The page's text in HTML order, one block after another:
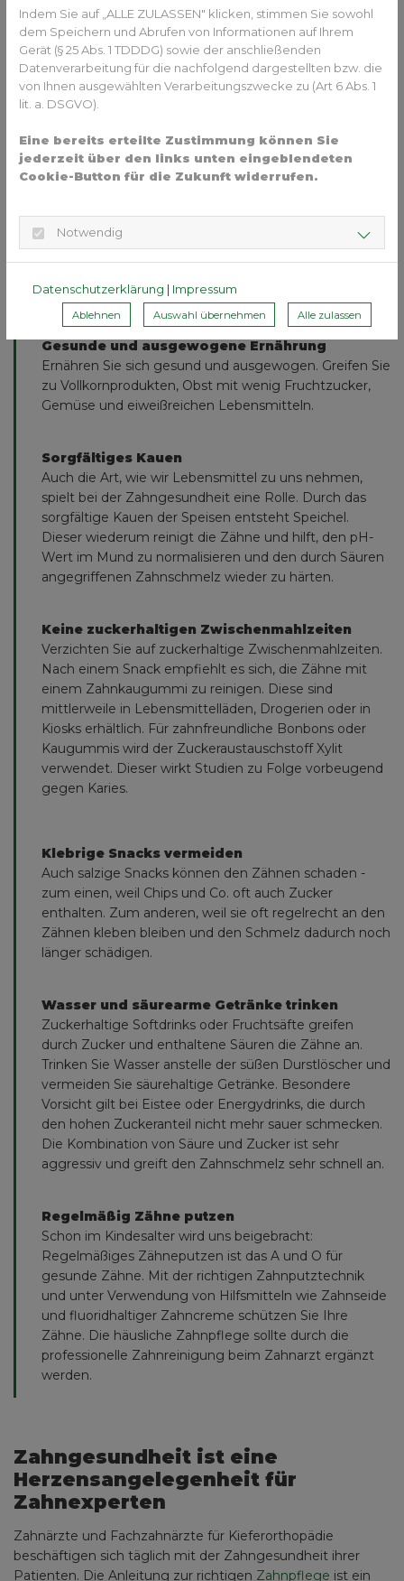
Lebensmittel, die wir zu uns nehmen, landen zuallererst in
unserem Mund. Zuckerhaltige Getränke oder Lebensmittel
schädigen unsere Zähne und erhöhen das Kariesrisiko.
Durch die richtige Ernährung können Sie aber auch gezielt
etwas für Ihre Zähne tun:
Machen Sie sich Ihren Zuckerkonsum bewusst!
Beobachten Sie, welche zuckerhaltigen Lebensmittel
Sie zu sich nehmen und in welcher Form der Zucker
(Saccharose), versteckter Zucker in Fertigprodukten
oder in Softdrinks enthalten sein. Und auch in
gesunden Lebensmitteln, wie Obst und Gemüse, ist
Raffinose enthalten.
Gesunde und ausgewogene Ernährung
Ernähren Sie sich gesund und ausgewogen. Greifen Sie
zu Vollkornprodukten, Obst mit wenig Fruchtzucker,
Gemüse und eiweißreichen Lebensmitteln.
Sorgfältiges Kauen
Auch die Art, wie wir Lebensmittel zu uns nehmen,
spielt bei der Zahngesundheit eine Rolle. Durch das
sorgfältige Kauen der Speisen entsteht Speichel.
Dieser wiederum reinigt die Zähne und hilft, den pH-
Wert im Mund zu normalisieren und den durch Säuren
angegriffenen Zahnschmelz wieder zu härten.
Keine zuckerhaltigen Zwischenmahlzeiten
Verzichten Sie auf zuckerhaltige Zwischenmahlzeiten.
Nach einem Snack empfiehlt es sich, die Zähne mit
einem Zahnkaugummi zu reinigen. Diese sind
mittlerweile in Lebensmittelläden, Drogerien oder in
Kiosks erhältlich. Für zahnfreundliche Bonbons oder
Kaugummis wird der Zuckeraustauschstoff Xylit
verwendet. Dieser wirkt Studien zu Folge vorbeugend
gegen Karies.
Klebrige Snacks vermeiden
Auch salzige Snacks können den Zähnen schaden -
zum einen, weil Chips und Co. oft auch Zucker
enthalten. Zum anderen, weil sie oft regelrecht an den
Zähnen kleben bleiben und den Schmelz dadurch noch
länger schädigen.
Wasser und säurearme Getränke trinken
Zuckerhaltige Softdrinks oder Fruchtsäfte greifen
durch Zucker und enthaltene Säuren die Zähne an.
Trinken Sie Wasser anstelle der süßen Durstlöscher und
vermeiden Sie säurehaltige Getränke. Besondere
Vorsicht gilt bei Eistee oder Energydrinks, die durch
den hohen Zuckeranteil nicht mehr sauer schmecken.
Die Kombination von Säure und Zucker ist sehr
aggressiv und greift den Zahnschmelz sehr schnell an.
Regelmäßig Zähne putzen
Schon im Kindesalter wird uns beigebracht:
Regelmäßiges Zähneputzen ist das A und O für
gesunde Zähne. Mit der richtigen Zahnputztechnik
und unter Verwendung von Hilfsmitteln wie Zahnseide
und fluoridhaltiger Zahncreme schützen Sie Ihre
Zähne. Die häusliche Zahnpflege sollte durch die
professionelle Zahnreinigung beim Zahnarzt ergänzt
werden.
Zahngesundheit ist eine
Herzensangelegenheit für
Zahnexperten
Zahnärzte und Fachzahnärzte für Kieferorthopädie
beschäftigen sich täglich mit der Zahngesundheit ihrer
Patienten. Die Anleitung zur richtigen Zahnpflege ist ein
Indem Sie auf „ALLE ZULASSEN" klicken, stimmen Sie sowohl
dem Speichern und Abrufen von Informationen auf Ihrem
Gerät (§ 25 Abs. 1 TDDDG) sowie der anschließenden
Datenverarbeitung für die nachfolgend dargestellten bzw. die
von Ihnen ausgewählten Verarbeitungszwecke zu (Art 6 Abs. 1
lit. a. DSGVO).
Eine bereits erteilte Zustimmung können Sie
jederzeit über den links unten eingeblendeten
Cookie-Button für die Zukunft widerrufen.
Notwendig
Datenschutzerklärung | Impressum
Ablehnen Auswahl übernehmen Alle zulassen